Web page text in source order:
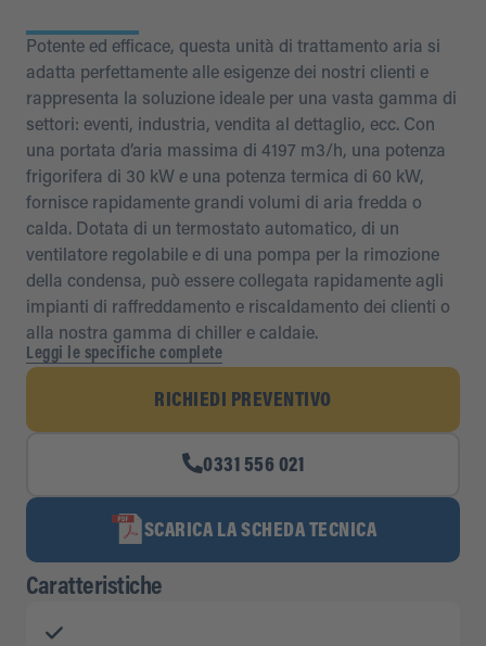
Potente ed efficace, questa unità di trattamento aria si
adatta perfettamente alle esigenze dei nostri clienti e
rappresenta la soluzione ideale per una vasta gamma di
settori: eventi, industria, vendita al dettaglio, ecc. Con
una portata d’aria massima di 4197 m3/h, una potenza
frigorifera di 30 kW e una potenza termica di 60 kW,
fornisce rapidamente grandi volumi di aria fredda o
calda. Dotata di un termostato automatico, di un
ventilatore regolabile e di una pompa per la rimozione
della condensa, può essere collegata rapidamente agli
impianti di raffreddamento e riscaldamento dei clienti o
alla nostra gamma di chiller e caldaie.
Leggi le specifiche complete
RICHIEDI PREVENTIVO
0331 556 021
SCARICA LA SCHEDA TECNICA
Caratteristiche